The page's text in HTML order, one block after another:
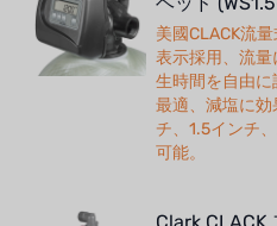
美國CLACK流
表示採用、流
生時間を自由
最適、減塩に効
チ、1.5インチ
可能。